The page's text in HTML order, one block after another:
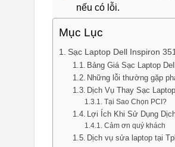
nếu có lỗi.
Mục Lục
Sạc Laptop Dell Inspiron
Bảng Giá Sạc Laptop
Những lỗi thường gặp
Dịch Vụ Thay Sạc
Tại Sao Chọn PCI?
Lợi Ích Khi Sử Dụng
Cảm ơn quý khách
Dịch vụ sửa laptop tại